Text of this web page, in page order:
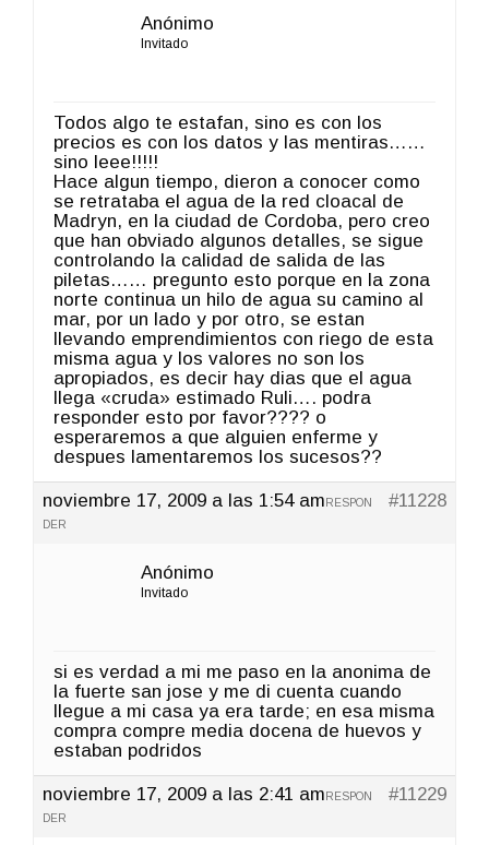
Anónimo
Invitado
Todos algo te estafan, sino es con los
precios es con los datos y las mentiras……
sino leee!!!!!
Hace algun tiempo, dieron a conocer como
se retrataba el agua de la red cloacal de
Madryn, en la ciudad de Cordoba, pero creo
que han obviado algunos detalles, se sigue
controlando la calidad de salida de las
piletas…… pregunto esto porque en la zona
norte continua un hilo de agua su camino al
mar, por un lado y por otro, se estan
llevando emprendimientos con riego de esta
misma agua y los valores no son los
apropiados, es decir hay dias que el agua
llega «cruda» estimado Ruli…. podra
responder esto por favor???? o
esperaremos a que alguien enferme y
despues lamentaremos los sucesos??
noviembre 17, 2009 a las 1:54 am #11228
RESPON
DER
Anónimo
Invitado
si es verdad a mi me paso en la anonima de
la fuerte san jose y me di cuenta cuando
llegue a mi casa ya era tarde; en esa misma
compra compre media docena de huevos y
estaban podridos
noviembre 17, 2009 a las 2:41 am #11229
RESPON
DER